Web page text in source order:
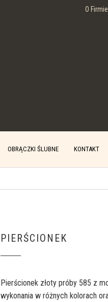
O Firmie
OBRĄCZKI ŚLUBNE KONTAKT
PIERŚCIONEK
Pierścionek złoty próby 585 z
wykonania w różnych kolorach